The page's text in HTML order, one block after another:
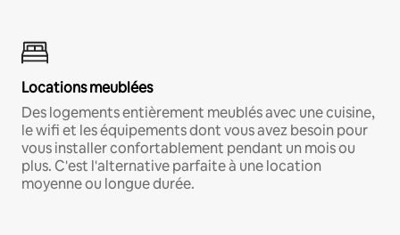
Locations meublées
Des logements entièrement meublés avec une cuisine,
le wifi et les équipements dont vous avez besoin pour
vous installer confortablement pendant un mois ou
plus. C'est l'alternative parfaite à une location
moyenne ou longue durée.